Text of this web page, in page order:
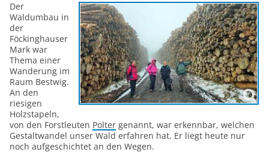
Der
Waldumbau in
der
Föckinghauser
Mark war
Thema einer
Wanderung im
Raum Bestwig.
An den
riesigen
Holzstapeln,
von den Forstleuten Polter genannt, war erkennbar, welchen
Gestaltwandel unser Wald erfahren hat. Er liegt heute nur
noch aufgeschichtet an den Wegen.